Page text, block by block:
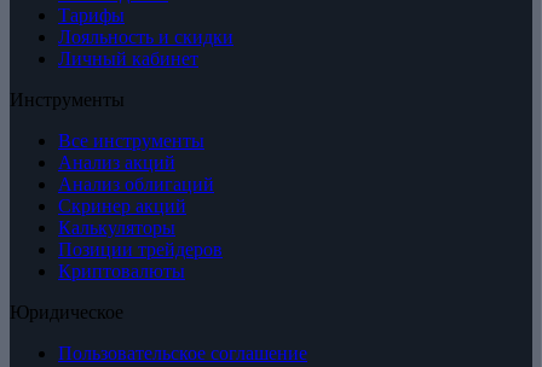
Тарифы
Лояльность и скидки
Личный кабинет
Инструменты
Все инструменты
Анализ акций
Анализ облигаций
Скринер акций
Калькуляторы
Позиции трейдеров
Криптовалюты
Юридическое
Пользовательское соглашение